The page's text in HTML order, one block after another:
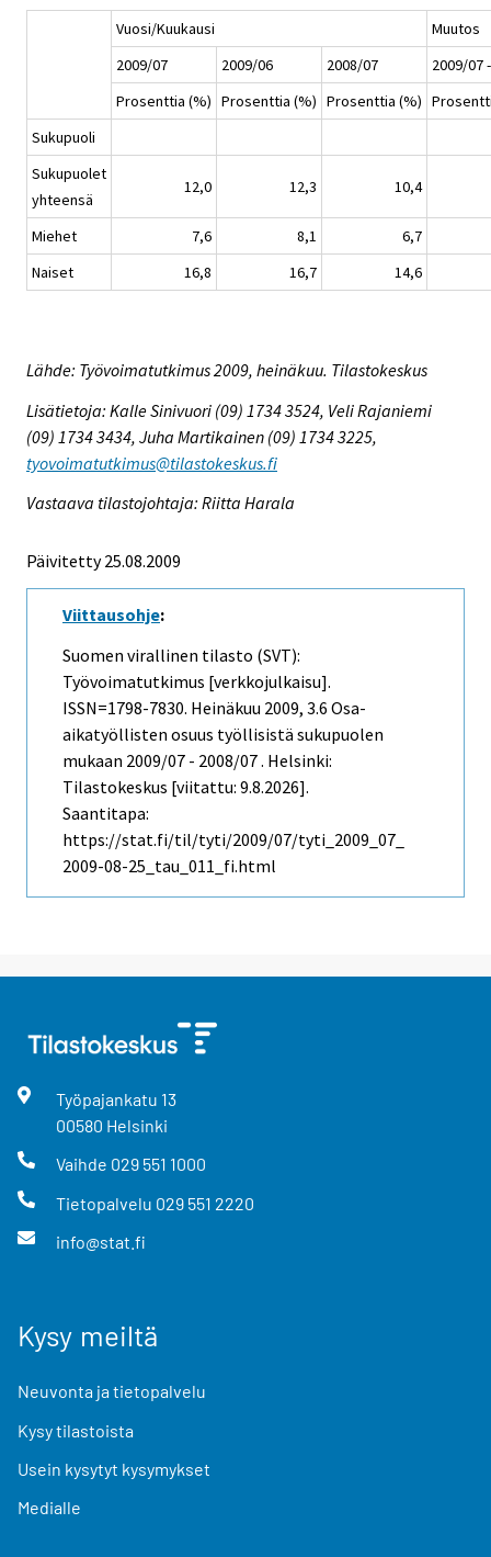
Vuosi/Kuukausi
Muutos
2009/07
2009/06 2008/07
2009/07
Prosenttia (%) Prosenttia (%) Prosenttia (%)
Sukupuoli
Sukupuolet
yhteensä
12,0 12,3 10,4
Miehet 7,6 8,1
6,7
Naiset
16,8 16,7 14,6
Lähde: Työvoimatutkimus 2009, heinäkuu. Tilastokeskus
Lisätietoja: Kalle Sinivuori (09) 1734 3524, Veli Rajaniemi
(09) 1734 3434, Juha Martikainen (09) 1734 3225,
tyovoimatutkimus@tilastokeskus.fi
Vastaava tilastojohtaja: Riitta Harala
Päivitetty 25.08.2009
Viittausohje:
Suomen virallinen tilasto (SVT):
Työvoimatutkimus [verkkojulkaisu].
ISSN=1798-7830. Heinäkuu 2009, 3.6 Osa-
aikatyöllisten osuus työllisistä sukupuolen
mukaan 2009/07 - 2008/07 . Helsinki:
Tilastokeskus [viitattu: 9.8.2026].
Saantitapa:
https://stat.fi/til/tyti/2009/07/tyti_2009_07_
2009-08-25_tau_011_fi.html
Työpajankatu 13
00580 Helsinki
Vaihde 029 551 1000
Tietopalvelu 029 551 2220
info@stat.fi
Kysy meiltä
Neuvonta ja tietopalvelu
Kysy tilastoista
Usein kysytyt kysymykset
Medialle